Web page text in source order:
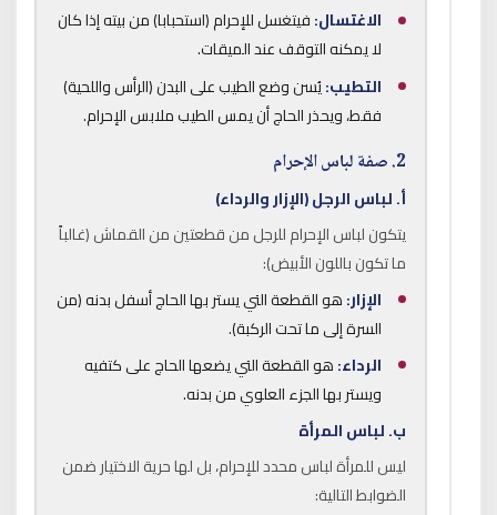
الاغتسال:فيتغسل للإحرام (استحبابا) من بيته إذا كان
لا يمكنه التوقف عند الميقات.
التطيب:يُسن وضع الطيب على البدن (الرأس واللحية)
فقط، ويحذر الحاج أن يمس الطيب ملابس الإحرام.
2. صفة لباس الإحرام
أ. لباس الرجل (الإزار والرداء)
يتكون لباس الإحرام للرجل من قطعتين من القماش (غالباً
ما تكون باللون الأبيض):
الإزار:هو القطعة التي يستر بها الحاج أسفل بدنه (من
السرة إلى ما تحت الركبة).
الرداء:هو القطعة التي يضعها الحاج على كتفيه
ويستر بها الجزء العلوي من بدنه.
ب. لباس المرأة
ليس للمرأة لباس محدد للإحرام، بل لها حرية الاختيار ضمن
الضوابط التالية: